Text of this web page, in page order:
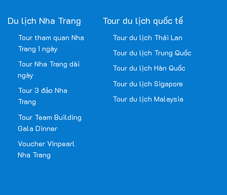
Du lịch Nha Trang
Tour tham quan Nha
Trang 1 ngày
Tour Nha Trang dài
ngày
Tour 3 đảo Nha
Trang
Tour Team Building
Gala Dinner
Voucher Vinpearl
Nha Trang
Tour du lịch quốc tế
Tour du lịch Thái Lan
Tour du lịch Trung Quốc
Tour du lịch Hàn Quốc
Tour du lịch Sigapore
Tour du lịch Malaysia